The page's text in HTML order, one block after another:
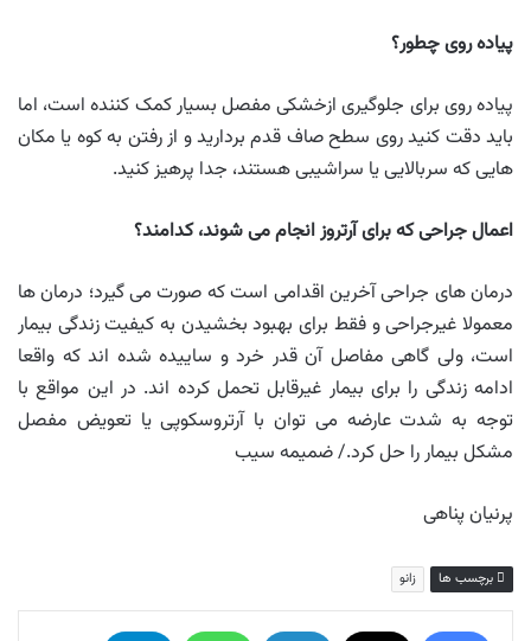
پیاده روی چطور؟
پیاده روی برای جلوگیری ازخشکی مفصل بسیار کمک کننده است، اما
باید دقت کنید روی سطح صاف قدم بردارید و از رفتن به کوه یا مکان
هایی که سربالایی یا سراشیبی هستند، جدا پرهیز کنید.
اعمال جراحی که برای آرتروز انجام می شوند، کدامند؟
درمان های جراحی آخرین اقدامی است که صورت می گیرد؛ درمان ها
معمولا غیرجراحی و فقط برای بهبود بخشیدن به کیفیت زندگی بیمار
است، ولی گاهی مفاصل آن قدر خرد و ساییده شده اند که واقعا
ادامه زندگی را برای بیمار غیرقابل تحمل کرده اند. در این مواقع با
توجه به شدت عارضه می توان با آرتروسکوپی یا تعویض مفصل
مشکل بیمار را حل کرد./ ضمیمه سیب
پرنیان پناهی
برچسب ها زانو